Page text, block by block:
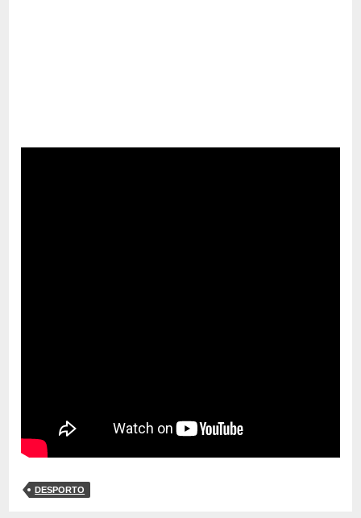
DESPORTO